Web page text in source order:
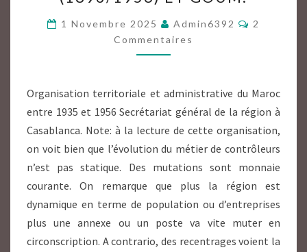
RÉGION
DE
CASABLANCA,
AFFAIRES
INDIGÈNES
(1935/56),
PTT
(1893/1956)
ET
GOUM.
1 Novembre 2025 Admin6392
2
Commentaires
Organisation territoriale et administrative du Maroc
entre 1935 et 1956 Secrétariat général de la région à
Casablanca. Note: à la lecture de cette organisation,
on voit bien que l’évolution du métier de contrôleurs
n’est pas statique. Des mutations sont monnaie
courante. On remarque que plus la région est
dynamique en terme de population ou d’entreprises
plus une annexe ou un poste va vite muter en
circonscription. A contrario, des recentrages voient la